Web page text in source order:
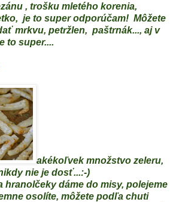
, trošku mletého korenia,
je to super odporúčam! Môžete
mrkvu, petržlen, paštrnák..., aj v
to super....
akékoľvek množstvo zeleru,
nie je dosť...:-)
hranolčeky dáme do misy, polejeme
osolíte, môžete podľa chuti